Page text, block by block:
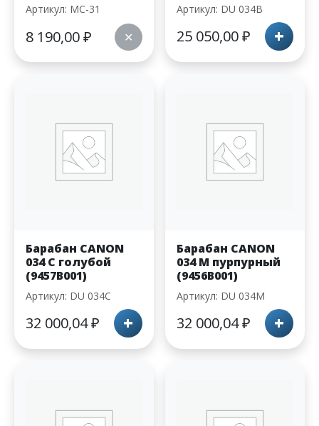
Артикул: MC-31
8 190,00₽ ✕
Артикул: DU 034B
25 050,00₽ +
Барабан CANON
034 C голубой
(9457B001)
Артикул: DU 034C
32 000,04₽ +
Барабан CANON
034 M пурпурный
(9456B001)
Артикул: DU 034M
32 000,04₽ +